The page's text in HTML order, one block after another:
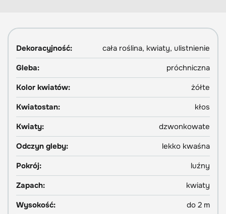
Dekoracyjność:
cała roślina, kwiaty, ulistnienie
Gleba:
próchniczna
Kolor kwiatów:
żółte
Kwiatostan:
kłos
Kwiaty:
dzwonkowate
Odczyn gleby:
lekko kwaśna
Pokrój:
luźny
Zapach:
kwiaty
Wysokość:
do 2 m